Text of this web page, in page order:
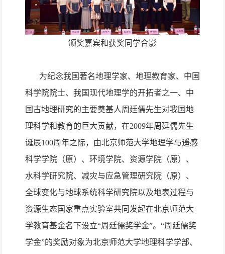
颁奖嘉宾和获奖同学合影
为纪念我国著名地理学家、地理教育家、中国
科学院院士、我国现代地理学的开拓者之一、中
国古地理研究的主要奠基人周廷儒先生对我国地
理科学和教育的巨大贡献，在2009年周廷儒先生
诞辰100周年之际，由北京师范大学地理学与遥感
科学学院（原）、环境学院、资源学院（原）、
水科学研究院、减灾与应急管理研究院（原）、
全球变化与地球系统科学研究院以及地表过程与
资源生态国家重点实验室共同发起在北京师范大
学教育基金名下设立“周廷儒奖学金”。“周廷儒奖
学金”的奖励对象为北京师范大学地理科学学部、